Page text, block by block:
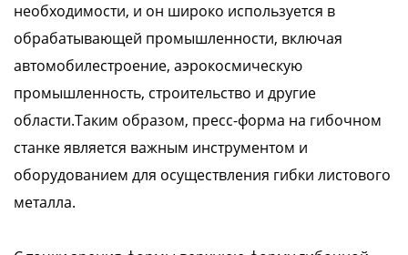
необходимости, и он широко используется в
обрабатывающей промышленности, включая
автомобилестроение, аэрокосмическую
промышленность, строительство и другие
области.Таким образом, пресс-форма на гибочном
станке является важным инструментом и
оборудованием для осуществления гибки листового
металла.